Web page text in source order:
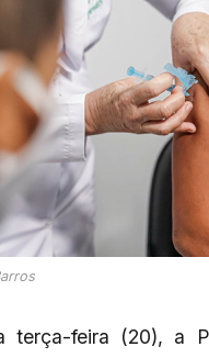
terça-feira (20), a